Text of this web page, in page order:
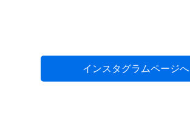
インスタグラムページへ